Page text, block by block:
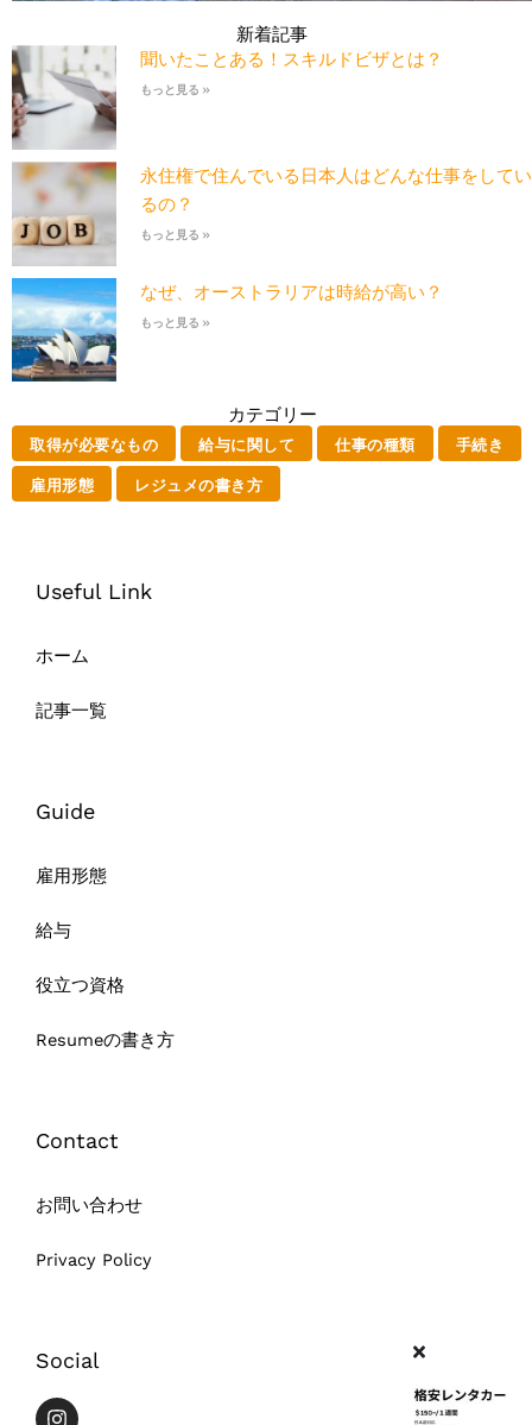
新着記事
聞いたことある！スキルドビザとは？
もっと見る »
永住権で住んでいる日本人はどんな仕事をしてい
るの？
もっと見る »
なぜ、オーストラリアは時給が高い？
もっと見る »
カテゴリー
取得が必要なもの 給与に関して 仕事の種類 手続き
雇用形態 レジュメの書き方
Useful Link
ホーム
記事一覧
Guide
雇用形態
給与
役立つ資格
Resumeの書き方
Contact
お問い合わせ
Privacy Policy
Social
I